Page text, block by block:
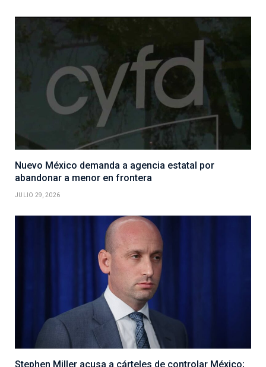
Nuevo México demanda a agencia estatal por
abandonar a menor en frontera
JULIO 29, 2026
Stephen Miller acusa a cárteles de controlar México;